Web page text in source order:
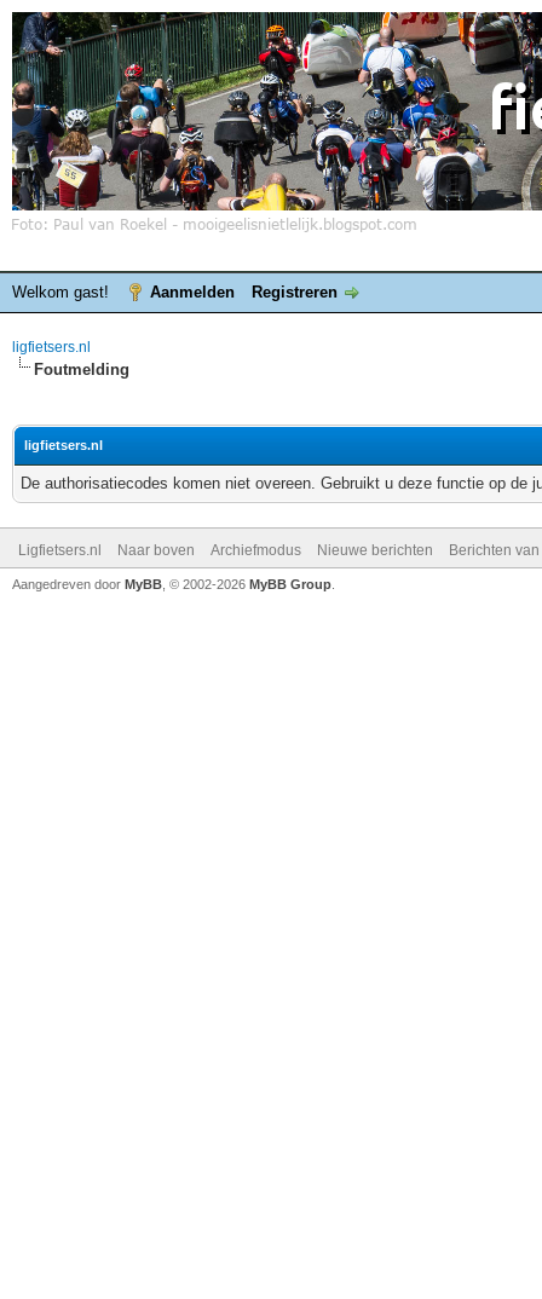
Welkom gast! Aanmelden Registreren
ligfietsers.nl
Foutmelding
ligfietsers.nl
De authorisatiecodes komen niet overeen. Gebruikt u deze functie op de
Ligfietsers.nl Naar boven Archiefmodus Nieuwe berichten Berichten
Aangedreven door MyBB , © 2002-2026 MyBB Group